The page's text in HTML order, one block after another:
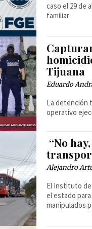
caso el 29 de
familiar
Tijuana
Eduardo
La detención
operativo
“No
Alejandro
El Instituto
el estado
manipulados